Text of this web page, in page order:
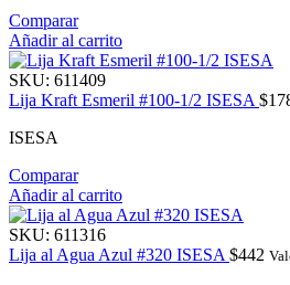
Comparar
Añadir al carrito
SKU: 611409
Lija Kraft Esmeril #100-1/2 ISESA $
ISESA
Comparar
Añadir al carrito
SKU: 611316
Lija al Agua Azul #320 ISESA $442